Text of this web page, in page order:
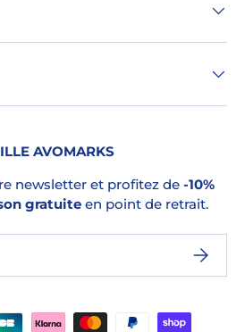
AVOMARKS
newsletter et profitez de -10%
gratuite en point de retrait.
acceptés